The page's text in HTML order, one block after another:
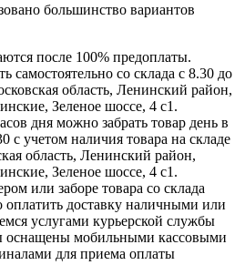
большинство вариантов
после 100% предоплаты.
самостоятельно со склада с 8.30 до
область, Ленинский район,
Зеленое шоссе, 4 с1.
дня можно забрать товар день в
с учетом наличия товара на складе
область, Ленинский район,
Зеленое шоссе, 4 с1.
или заборе товара со склада
оплатить доставку наличными или
услугами курьерской службы
оснащены мобильными кассовыми
для приема оплаты